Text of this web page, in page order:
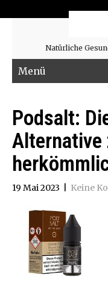
Natürliche
Menü
Podsalt:
Alternative
19 Mai 2023
Keine